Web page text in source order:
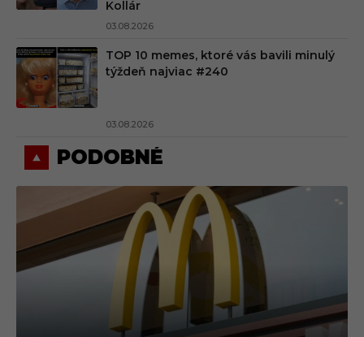
Kollár
03.08.2026
TOP 10 memes, ktoré vás bavili minulý
týždeň najviac #240
03.08.2026
PODOBNÉ